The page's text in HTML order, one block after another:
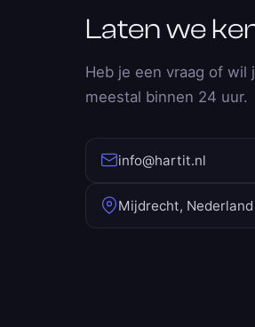
Laten we
Heb je een vraag of wil
meestal binnen 24 uur.
info@hartit.nl
Mijdrecht, Nederland